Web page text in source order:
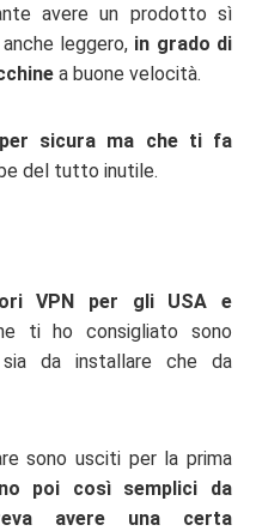
avere un prodotto sì
leggero, in grado di
a buone velocità.
sicura ma che ti fa
del tutto inutile.
VPN per gli USA e
ti ho consigliato sono
da installare che da
sono usciti per la prima
poi così semplici da
avere una certa